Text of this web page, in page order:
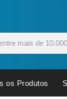
os Produtos